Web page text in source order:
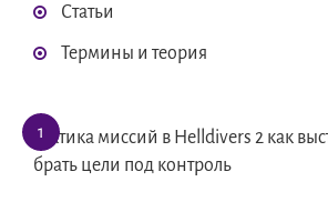
Статьи
Термины и теория
Тактика миссий в Helldivers 2 как
брать цели под контроль